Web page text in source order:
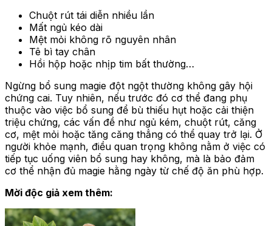
Chuột rút tái diễn nhiều lần
Mất ngủ kéo dài
Mệt mỏi không rõ nguyên nhân
Tê bì tay chân
Hồi hộp hoặc nhịp tim bất thường…
Ngừng bổ sung magie đột ngột thường không gây hội
chứng cai. Tuy nhiên, nếu trước đó cơ thể đang phụ
thuộc vào việc bổ sung để bù thiếu hụt hoặc cải thiện
triệu chứng, các vấn đề như ngủ kém, chuột rút, căng
cơ, mệt mỏi hoặc tăng căng thẳng có thể quay trở lại. Ở
người khỏe mạnh, điều quan trọng không nằm ở việc có
tiếp tục uống viên bổ sung hay không, mà là bảo đảm
cơ thể nhận đủ magie hằng ngày từ chế độ ăn phù hợp.
Mời độc giả xem thêm: